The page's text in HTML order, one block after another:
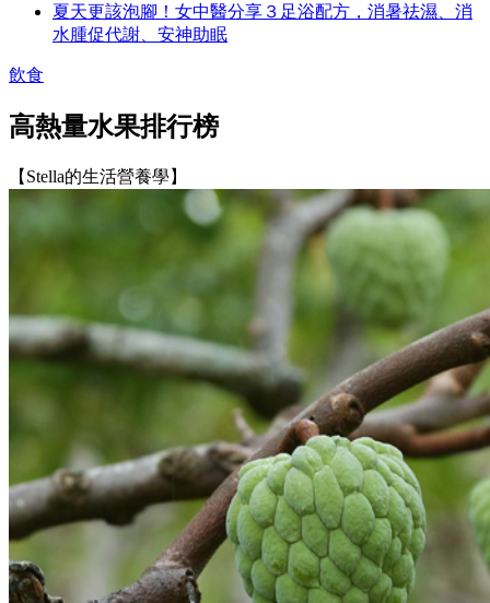
夏天更該泡腳！女中醫分享３足浴配方，消暑祛濕、消
水腫促代謝、安神助眠
飲食
高熱量水果排行榜
【Stella的生活營養學】